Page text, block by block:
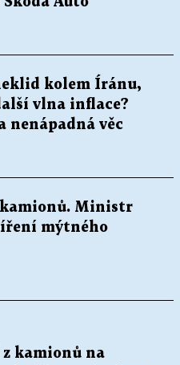
kolem Íránu,
vlna inflace?
nenápadná věc
Ministr
mýtného
z kamionů na